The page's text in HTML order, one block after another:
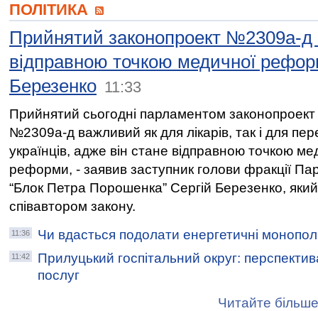
ПОЛІТИКА
Прийнятий законопроект №2309а-д
відправною точкою медичної
Березенко 11:33
Прийнятий сьогодні парламентом законопроект
№2309а-д важливий як для лікарів, так і для
українців, адже він стане відправною точкою
реформи, - заявив заступник голови фракції
“Блок Петра Порошенка” Сергій Березенко,
співавтором закону.
11:36 Чи вдасться подолати енергетичні
11:42
Прилуцький госпітальний округ:
послуг
Читайте